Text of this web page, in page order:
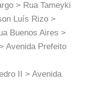
> Rua Tameyki
Luís Rizo >
Buenos Aires >
Avenida Prefeito
II > Avenida